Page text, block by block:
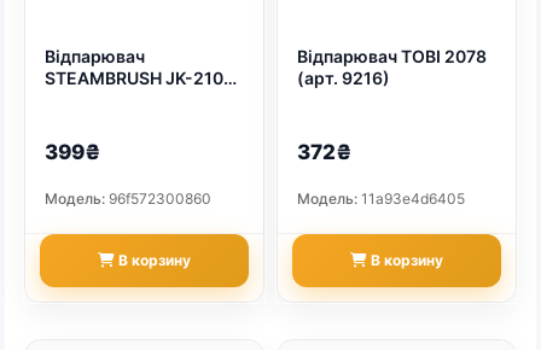
Відпарювач
STEAMBRUSH JK-2106
399₴
Модель: 96f572300860
В корзину
Відпарювач TOBI 2078
(арт. 9216)
372₴
Модель: 11a93e4d6405
В корзину